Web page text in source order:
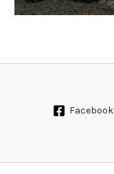
Facebook